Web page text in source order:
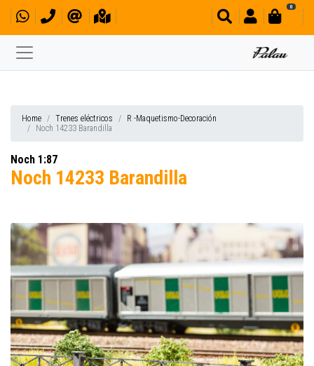
0
Home Trenes eléctricos
R -Maquetismo-Decoración
Noch 14233 Barandilla
Noch 1:87
Noch 14233 Barandilla